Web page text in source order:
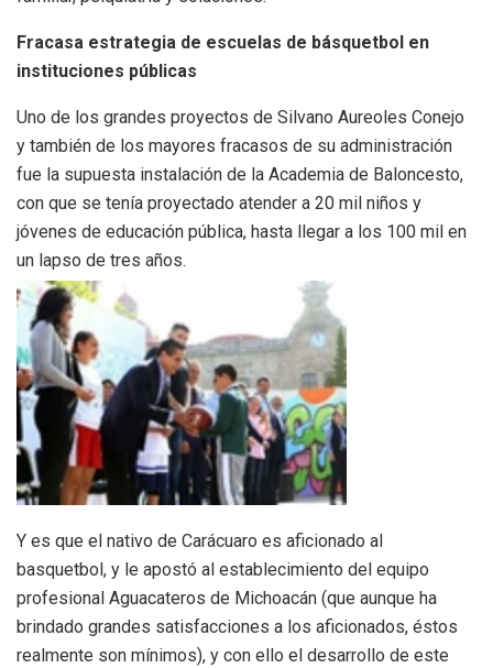
Fracasa estrategia de escuelas de básquetbol en
instituciones públicas
Uno de los grandes proyectos de Silvano Aureoles Conejo
y también de los mayores fracasos de su administración
fue la supuesta instalación de la Academia de Baloncesto,
con que se tenía proyectado atender a 20 mil niños y
jóvenes de educación pública, hasta llegar a los 100 mil en
un lapso de tres años.
Y es que el nativo de Carácuaro es aficionado al
basquetbol, y le apostó al establecimiento del equipo
profesional Aguacateros de Michoacán (que aunque ha
brindado grandes satisfacciones a los aficionados, éstos
realmente son mínimos), y con ello el desarrollo de este